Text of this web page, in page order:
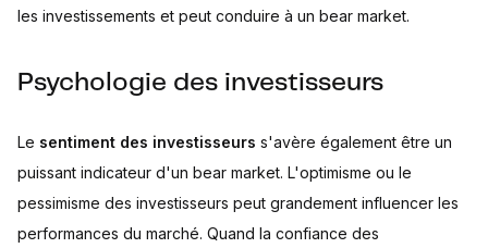
les investissements et peut conduire à un bear market.
Psychologie des investisseurs
Le sentiment des investisseurs s'avère également être un
puissant indicateur d'un bear market. L'optimisme ou le
pessimisme des investisseurs peut grandement influencer les
performances du marché. Quand la confiance des